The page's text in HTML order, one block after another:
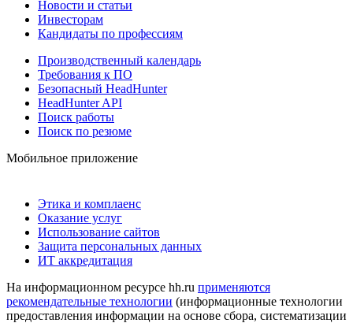
Новости и статьи
Инвесторам
Кандидаты по профессиям
Производственный календарь
Требования к ПО
Безопасный HeadHunter
HeadHunter API
Поиск работы
Поиск по резюме
Мобильное приложение
Этика и комплаенс
Оказание услуг
Использование сайтов
Защита персональных данных
ИТ аккредитация
На информационном ресурсе hh.ru применяются
рекомендательные технологии (информационные технологии
предоставления информации на основе сбора, систематизации